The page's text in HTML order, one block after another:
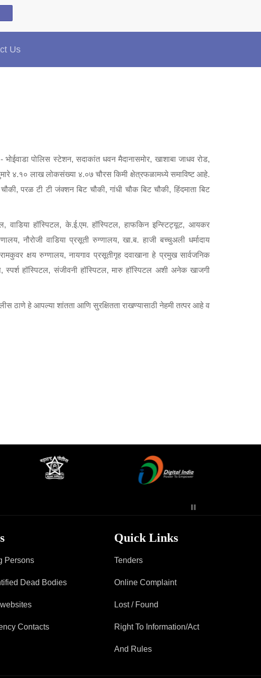
Us
×
Police Corner
Police Foundation
Good Work
Mob Violence
Contact Us
Divisional ACP′s
पोलिस स्टेशन, सदाकांत धवन मैदानासमोर, खाशाबा जाधव रोड,
४.१० लाख लोकसंख्या ४.०७ चौरस किमी क्षेत्रफळामध्ये समाविष्ट आहे.
परळ टी टी जंक्शन बिट चौकी, गांधी चौक बिट चौकी, हिंदमाता बिट
वाडिया हॉस्पिटल, के.ई.एम. हॉस्पिटल, हाफकिन इन्स्टिट्यूट, आयकर
नौरोजी वाडिया प्रसूती रुग्णालय, खा.ब. हाजी बच्चुअली धर्मादाय
क्षय रुग्णालय, नायगाव प्रसूतीगृह दवाखाना हे प्रमुख सार्वजनिक
हॉस्पिटल, संजीवनी हॉस्पिटल, मारु हॉस्पिटल अशी अनेक खाजगी
ठाणे हे आपल्या शांतता आणि सुरक्षितता राखण्यासाठी नेहमी तत्पर आहे व
Persons
Dead Bodies
Contacts
Quick Links
Tenders
Online Complaint
Lost / Found
Right To Information/Act
And Rules